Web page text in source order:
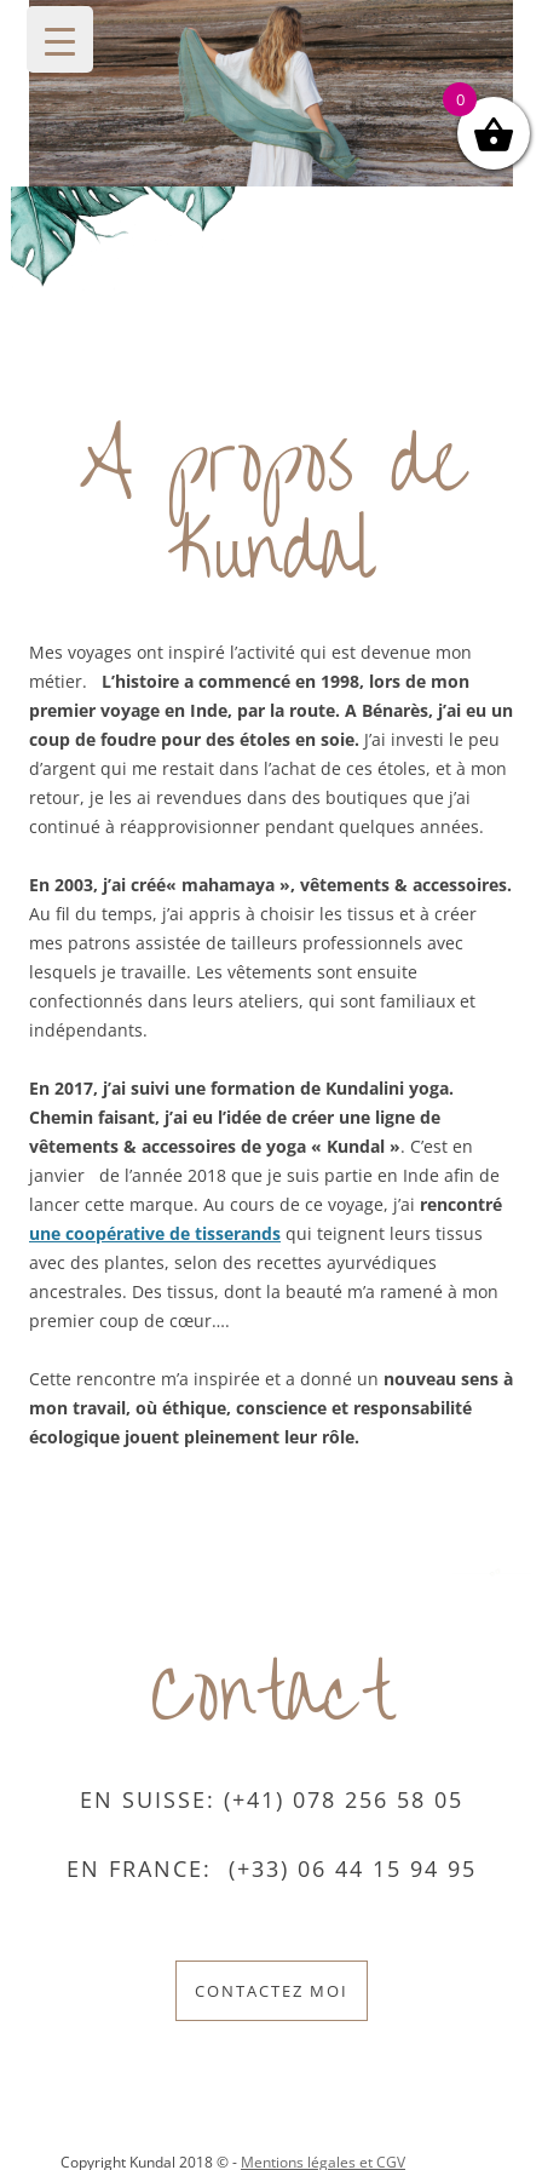
A propos de
Kundal
Mes voyages ont inspiré l’activité qui est devenue mon
métier. L’histoire a commencé en 1998, lors de mon
premier voyage en Inde, par la route. A Bénarès, j’ai eu un
coup de foudre pour des étoles en soie. J’ai investi le peu
d’argent qui me restait dans l’achat de ces étoles, et à mon
retour, je les ai revendues dans des boutiques que j’ai
continué à réapprovisionner pendant quelques années.
En 2003, j’ai créé« mahamaya », vêtements & accessoires.
Au fil du temps, j’ai appris à choisir les tissus et à créer
mes patrons assistée de tailleurs professionnels avec
lesquels je travaille. Les vêtements sont ensuite
confectionnés dans leurs ateliers, qui sont familiaux et
indépendants.
En 2017, j’ai suivi une formation de Kundalini yoga.
Chemin faisant, j’ai eu l’idée de créer une ligne de
vêtements & accessoires de yoga « Kundal ». C’est en
janvier de l’année 2018 que je suis partie en Inde afin de
lancer cette marque. Au cours de ce voyage, j’ai rencontré
une coopérative de tisserands qui teignent leurs tissus
avec des plantes, selon des recettes ayurvédiques
ancestrales. Des tissus, dont la beauté m’a ramené à mon
premier coup de cœur….
Cette rencontre m’a inspirée et a donné un nouveau sens à
mon travail, où éthique, conscience et responsabilité
écologique jouent pleinement leur rôle.
Contact
EN SUISSE: (+41) 078 256 58 05
EN FRANCE: (+33) 06 44 15 94 95
CONTACTEZ MOI
Copyright Kundal 2018 © - Mentions légales et CGV
0